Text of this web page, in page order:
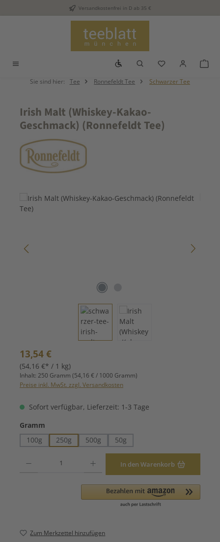
Zum Hauptinhalt springenVersandkostenfrei in D ab 35 €
Werkzeugleiste anzeigen
Du hast 0
Sie sind hier: Tee Ronnefeldt Tee Schwarzer Tee
Irish Malt (Whiskey-Kakao-
Geschmack) (Ronnefeldt Tee)
Bildergalerie überspringen
Regulärer Preis:
13,54 €
(54,16 €* / 1 kg)
Inhalt: 250 Gramm (54,16 € / 1000 Gramm)
Preise inkl. MwSt. zzgl. Versandkosten
Sofort verfügbar, Lieferzeit: 1-3 Tage
Gramm
100g
250g 500g 50g
In den Warenkorb
Zum Merkzettel hinzufügen